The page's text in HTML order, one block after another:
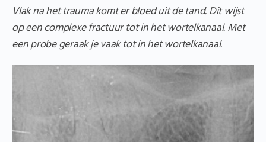
Vlak na het trauma komt er bloed uit de tand. Dit wijst
op een complexe fractuur tot in het wortelkanaal. Met
een probe geraak je vaak tot in het wortelkanaal.